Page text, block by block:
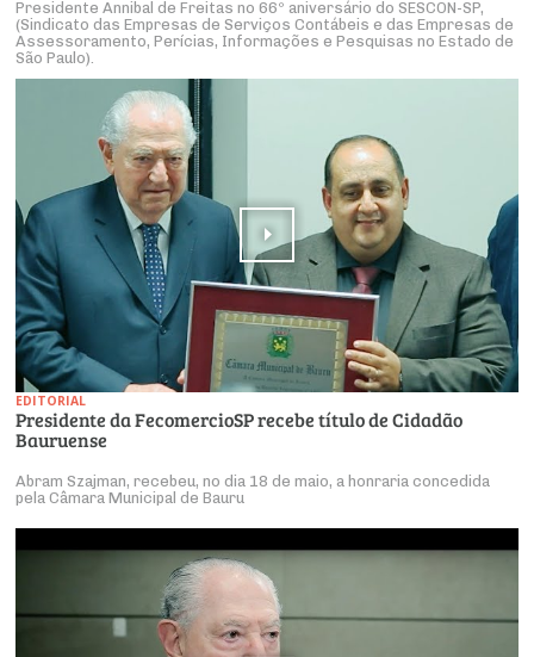
Presidente Annibal de Freitas no 66º aniversário do SESCON-SP,
(Sindicato das Empresas de Serviços Contábeis e das Empresas de
Assessoramento, Perícias, Informações e Pesquisas no Estado de
São Paulo).
EDITORIAL
Presidente da FecomercioSP recebe título de Cidadão
Bauruense
Abram Szajman, recebeu, no dia 18 de maio, a honraria concedida
pela Câmara Municipal de Bauru